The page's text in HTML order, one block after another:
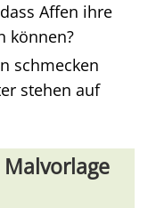
Affen ihre
können?
schmecken
stehen auf